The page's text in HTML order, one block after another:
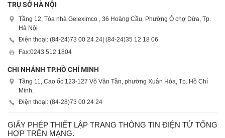
TRỤ SỞ HÀ NỘI
Tầng 12, Tòa nhà Geleximco , 36 Hoàng Cầu, Phường Ô chợ Dừa, Tp.
Hà Nội
Điện thoại: (84-24)73 00 24 24 | (84-24)35 12 18 06
Fax:0243 512 1804
CHI NHÁNH TP.HỒ CHÍ MINH
Tầng 11, Cao ốc 123-127 Võ Văn Tần, phường Xuân Hòa, Tp. Hồ Chí
Minh.
Điện thoại: (84-28)73 00 24 24
GIẤY PHÉP THIẾT LẬP TRANG THÔNG TIN ĐIỆN TỬ TỔNG
HỢP TRÊN MẠNG.